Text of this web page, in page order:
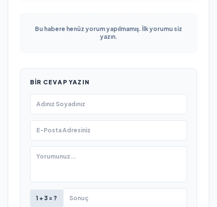
Bu habere henüz yorum yapılmamış. İlk yorumu siz
yazın.
BIR CEVAP YAZIN
1 + 3 = ?